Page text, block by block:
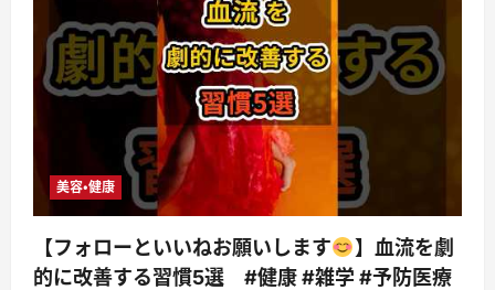
美容・健康
【フォローといいねお願いします
】血流を劇
的に改善する習慣5選 #健康 #雑学 #予防医療